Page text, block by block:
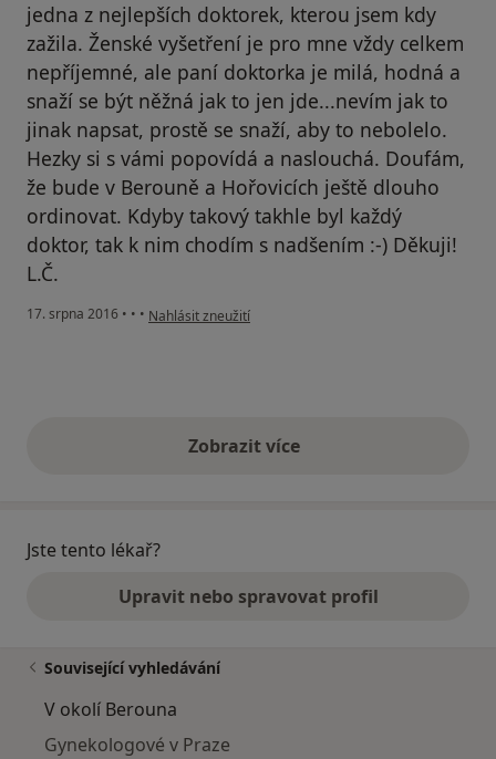
jedna z nejlepších doktorek, kterou jsem kdy
zažila. Ženské vyšetření je pro mne vždy celkem
nepříjemné, ale paní doktorka je milá, hodná a
snaží se být něžná jak to jen jde...nevím jak to
jinak napsat, prostě se snaží, aby to nebolelo.
Hezky si s vámi popovídá a naslouchá. Doufám,
že bude v Berouně a Hořovicích ještě dlouho
ordinovat. Kdyby takový takhle byl každý
doktor, tak k nim chodím s nadšením :-) Děkuji!
L.Č.
17. srpna 2016 • • • podle názoru uživatele Váš účet byl odstraněn
Nahlásit zneužití
Zobrazit vícevýše uvedené názory
Jste tento lékař?
Upravit nebo spravovat profil
Související vyhledávání
V okolí Berouna
Gynekologové v Praze